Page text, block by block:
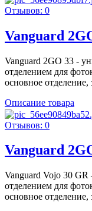
Отзывов: 0
Vanguard
Vanguard 2GO 33 -
отделением для
основное
Описание товара
Отзывов: 0
Vanguard
Vanguard Vojo 30
отделением для
основное